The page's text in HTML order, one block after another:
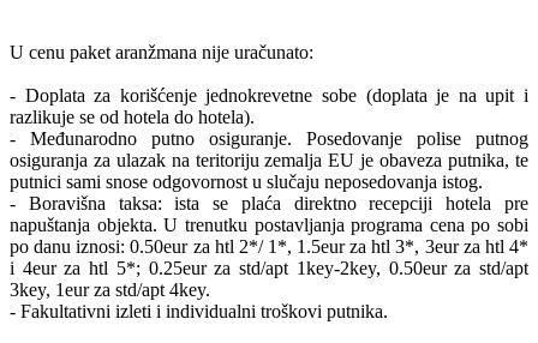
U cenu paket aranžmana nije uračunato:
- Doplata za korišćenje jednokrevetne sobe (doplata je na upit i
razlikuje se od hotela do hotela).
- Međunarodno putno osiguranje. Posedovanje polise putnog
osiguranja za ulazak na teritoriju zemalja EU je obaveza putnika, te
putnici sami snose odgovornost u slučaju neposedovanja istog.
- Boravišna taksa: ista se plaća direktno recepciji hotela pre
napuštanja objekta. U trenutku postavljanja programa cena po sobi
po danu iznosi: 0.50eur za htl 2*/ 1*, 1.5eur za htl 3*, 3eur za htl 4*
i 4eur za htl 5*; 0.25eur za std/apt 1key-2key, 0.50eur za std/apt
3key, 1eur za std/apt 4key.
- Fakultativni izleti i individualni troškovi putnika.